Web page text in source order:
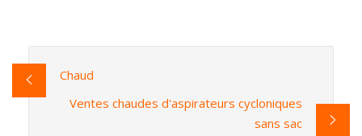
Chaud
Ventes chaudes d'aspirateurs cycloniques
sans sac